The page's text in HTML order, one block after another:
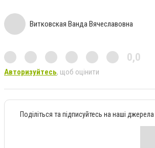
Витковская Ванда Вячеславовна
0,0
Авторизуйтесь, щоб оцінити
Поділіться та підписуйтесь на наші джерела